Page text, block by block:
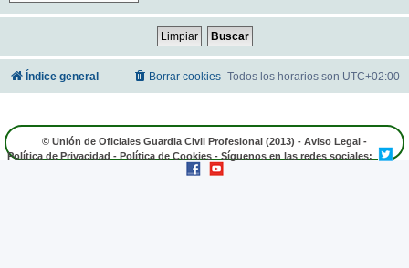
Índice general Todos los horarios son UTC+02:00
Borrar cookies
© Unión de Oficiales Guardia Civil Profesional (2013) - Aviso Legal -
Política de Privacidad - Política de Cookies - Síguenos en las redes sociales: